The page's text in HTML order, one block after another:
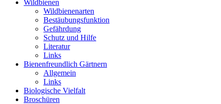
Wildbienen
Wildbienenarten
Bestäubungsfunktion
Gefährdung
Schutz und Hilfe
Literatur
Links
Bienenfreundlich Gärtnern
Allgemein
Links
Biologische Vielfalt
Broschüren